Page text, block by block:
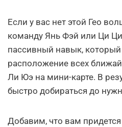
Если у вас нет этой Гео
команду Янь Фэй или Ци
пассивный навык, который
расположение всех
Ли Юэ на мини-карте. В
быстро добираться до
Добавим, что вам придется